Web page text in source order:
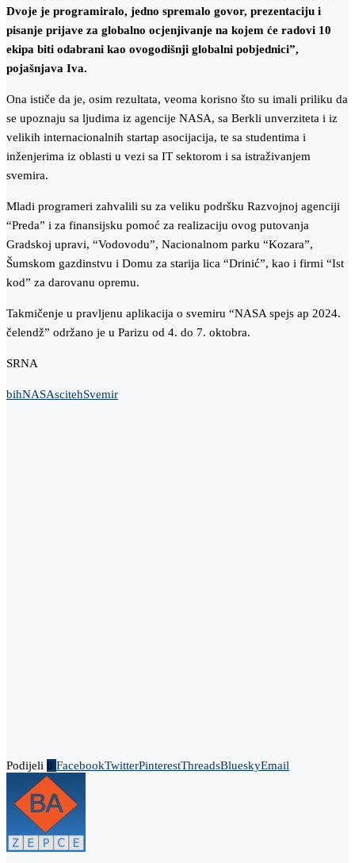
Dvoje je programiralo, jedno spremalo govor, prezentaciju i
pisanje prijave za globalno ocjenjivanje na kojem će radovi 10
ekipa biti odabrani kao ovogodišnji globalni pobjednici”,
pojašnjava Iva.
Ona ističe da je, osim rezultata, veoma korisno što su imali priliku da
se upoznaju sa ljudima iz agencije NASA, sa Berkli unverziteta i iz
velikih internacionalnih startap asocijacija, te sa studentima i
inženjerima iz oblasti u vezi sa IT sektorom i sa istraživanjem
svemira.
Mladi programeri zahvalili su za veliku podršku Razvojnoj agenciji
“Preda” i za finansijsku pomoć za realizaciju ovog putovanja
Gradskoj upravi, “Vodovodu”, Nacionalnom parku “Kozara”,
Šumskom gazdinstvu i Domu za starija lica “Drinić”, kao i firmi “Ist
kod” za darovanu opremu.
Takmičenje u pravljenu aplikacija o svemiru “NASA spejs ap 2024.
čelendž” održano je u Parizu od 4. do 7. oktobra.
SRNA
bihNASAscitehSvemir
Podijeli 0 FacebookTwitterPinterestThreadsBlueskyEmail